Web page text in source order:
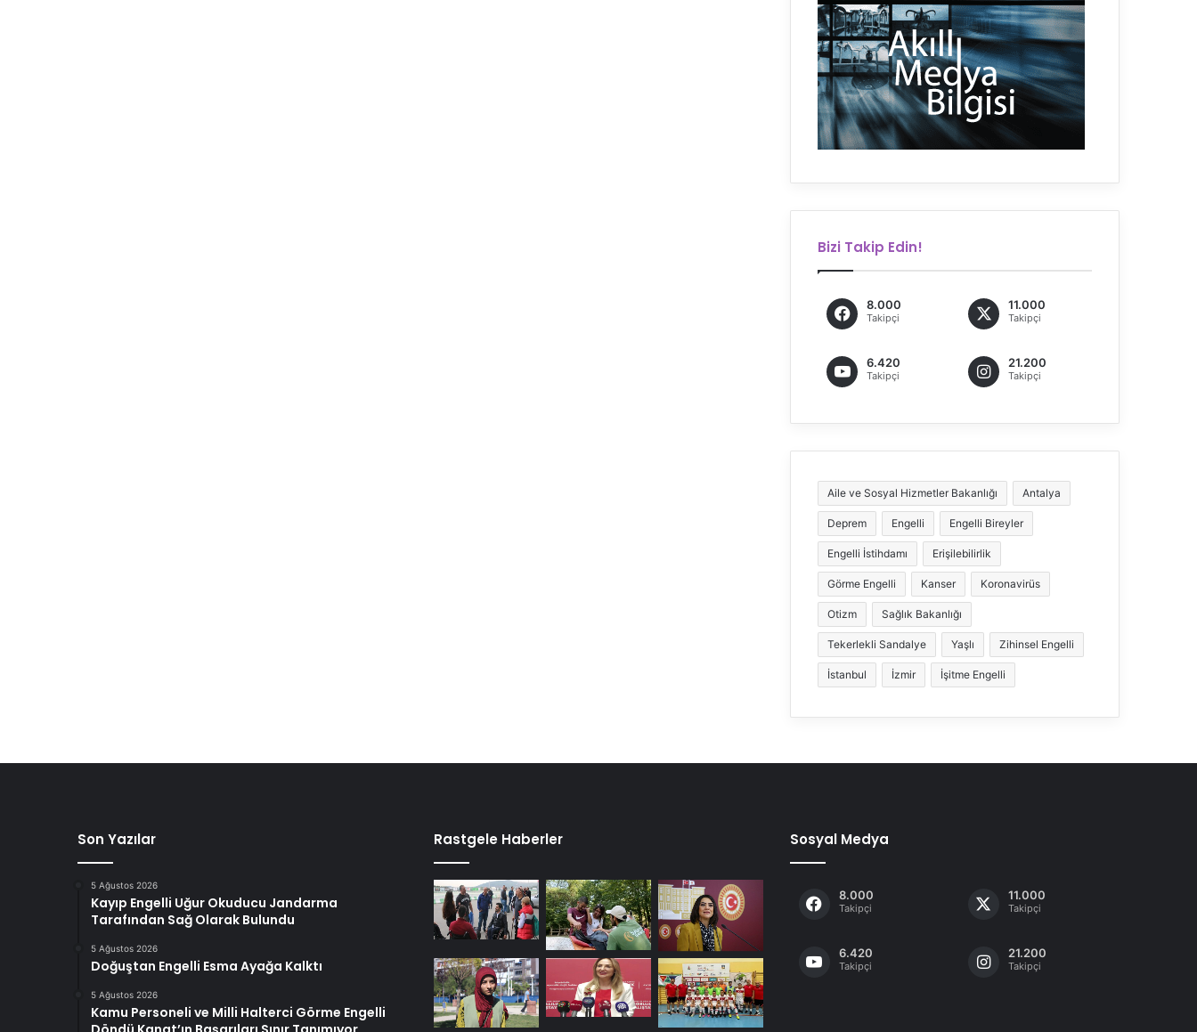
Bizi Takip Edin!
8.000
Takipçi
11.000
Takipçi
6.420
Takipçi
21.200
Takipçi
Aile ve Sosyal Hizmetler Bakanlığı Antalya
Deprem Engelli Engelli Bireyler
Engelli İstihdamı Erişilebilirlik
Görme Engelli Kanser Koronavirüs
Otizm Sağlık Bakanlığı
Tekerlekli Sandalye Yaşlı Zihinsel Engelli
İstanbul İzmir İşitme Engelli
Son Yazılar
5 Ağustos 2026
Kayıp Engelli Uğur Okuducu Jandarma
Tarafından Sağ Olarak Bulundu
5 Ağustos 2026
Doğuştan Engelli Esma Ayağa Kalktı
5 Ağustos 2026
Kamu Personeli ve Milli Halterci Görme Engelli
Rastgele Haberler Sosyal Medya
8.000
Takipçi
11.000
Takipçi
6.420
Takipçi
21.200
Takipçi